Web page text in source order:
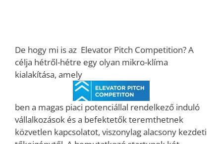
De hogy mi is az Elevator Pitch Competition? A
célja hétről-hétre egy olyan mikro-klíma
kialakítása, amely
ben a magas piaci potenciállal rendelkező induló
vállalkozások és a befektetők teremthetnek
közvetlen kapcsolatot, viszonylag alacsony kezdeti